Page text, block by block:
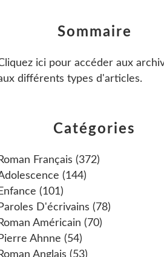
Catégories
Roman Français (372)
(144)
Enfance (101)
Paroles D'écrivains (78)
Roman Américain (70)
Pierre Ahnne (54)
Roman Anglais (53)
Sommaire
ici pour accéder aux
différents types d'articles.